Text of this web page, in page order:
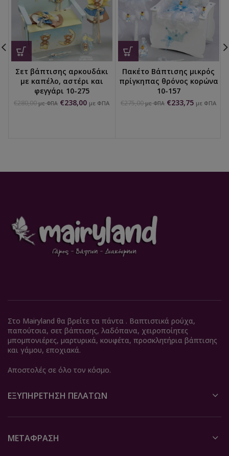
Σετ βάπτισης αρκουδάκι
με καπέλο, αστέρι και
φεγγάρι 10-275
€280,00 με ΦΠΑ €238,00 με ΦΠΑ
Πακέτο Βάπτισης μικρός
πρίγκηπας θρόνος κορώνα
10-157
€275,00 με ΦΠΑ €233,75 με ΦΠΑ
Στο Mairyland θα βρείτε τα πάντα . Βαπτιστικά ρούχα,
παπούτσια, σετ βάπτισης, λαδόπανα, χειροποίητες
μπομπονιέρες, μαρτυρικά, κουφέτα, προσκλητήρια βάπτισης
και γάμου, εποχιακά.
Αποστολές σε όλο τον κόσμο.
ΕΞΥΠΗΡΈΤΗΣΗ ΠΕΛΑΤΏΝ
ΜΕΤΆΦΡΑΣΗ